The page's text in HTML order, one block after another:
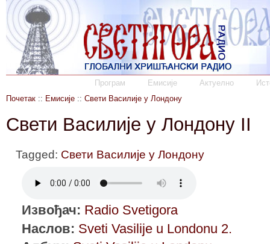
Програм Емисије Актуелно
Почетак :: Емисије :: Свети Василије у Лондону
Свети Василије у Лондону II
Tagged: Свети Василије у Лондону
Извођач: Radio Svetigora
Наслов: Sveti Vasilije u Londonu 2.